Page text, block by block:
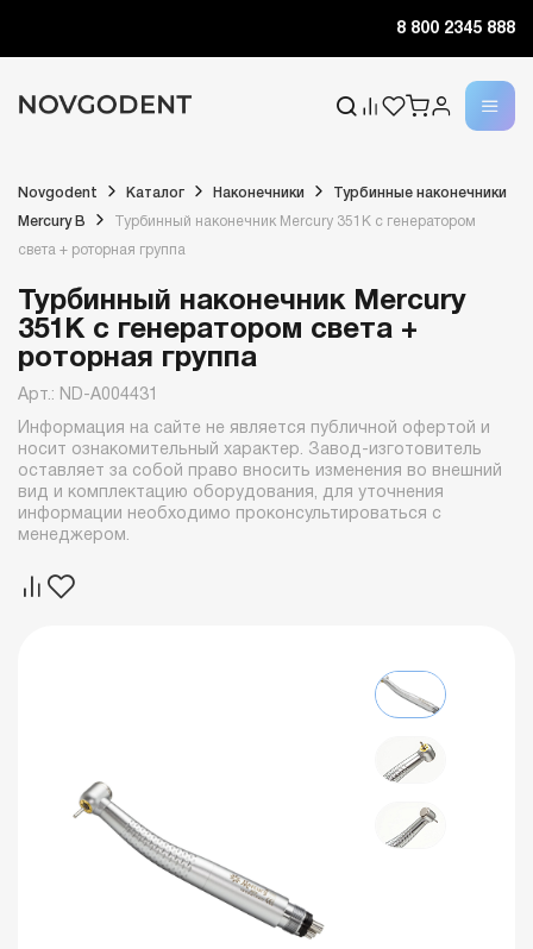
8 800 2345 888
Novgodent Каталог Наконечники Турбинные наконечники
Mercury B Турбинный наконечник Mercury 351K с генератором
света + роторная группа
Турбинный наконечник Mercury
351K с генератором света +
роторная группа
Арт.: ND-A004431
Информация на сайте не является публичной офертой и
носит ознакомительный характер. Завод-изготовитель
оставляет за собой право вносить изменения во внешний
вид и комплектацию оборудования, для уточнения
информации необходимо проконсультироваться с
менеджером.